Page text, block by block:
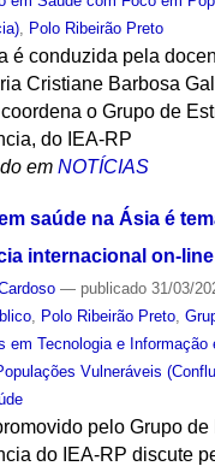
, Polo Ribeirão Preto
é conduzida pela
Cristiane Barbosa
o Grupo de
do IEA-RP
em NOTÍCIAS
saúde na Ásia é
internacional on-line
— publicado31/03/
, Polo Ribeirão Preto,
em Tecnologia e Informação
Vulneráveis
pelo Grupo de
do IEA-RP discute